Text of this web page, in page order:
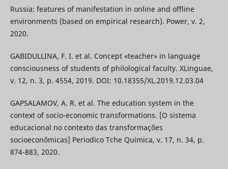
Russia: features of manifestation in online and offline
environments (based on empirical research). Power, v. 2,
2020.
GABIDULLINA, F. I. et al. Concept «teacher» in language
consciousness of students of philological faculty. XLinguae,
v. 12, n. 3, p. 4554, 2019. DOI: 10.18355/XL.2019.12.03.04
GAPSALAMOV, A. R. et al. The education system in the
context of socio-economic transformations. [O sistema
educacional no contexto das transformações
socioeconômicas] Periodico Tche Quimica, v. 17, n. 34, p.
874-883, 2020.